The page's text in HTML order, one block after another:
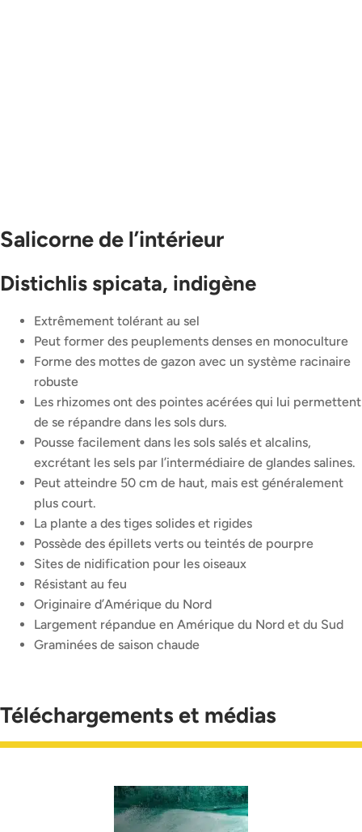
Salicorne de l’intérieur
Distichlis spicata, indigène
Extrêmement tolérant au sel
Peut former des peuplements denses en monoculture
Forme des mottes de gazon avec un système racinaire
robuste
Les rhizomes ont des pointes acérées qui lui permettent
de se répandre dans les sols durs.
Pousse facilement dans les sols salés et alcalins,
excrétant les sels par l’intermédiaire de glandes salines.
Peut atteindre 50 cm de haut, mais est généralement
plus court.
La plante a des tiges solides et rigides
Possède des épillets verts ou teintés de pourpre
Sites de nidification pour les oiseaux
Résistant au feu
Originaire d’Amérique du Nord
Largement répandue en Amérique du Nord et du Sud
Graminées de saison chaude
Téléchargements et médias